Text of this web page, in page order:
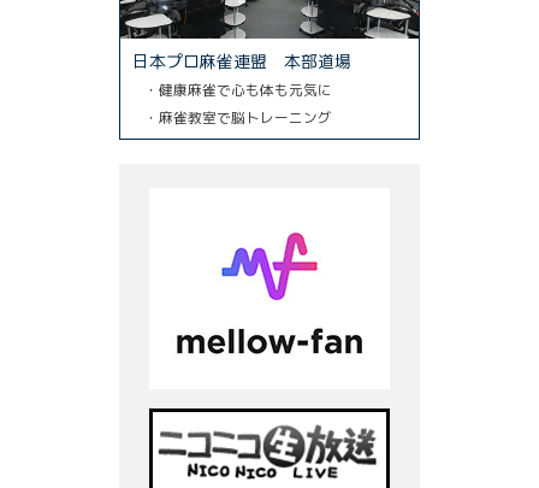
日本プロ麻雀連盟 本部道場
・健康麻雀で心も体も元気に
・麻雀教室で脳トレーニング